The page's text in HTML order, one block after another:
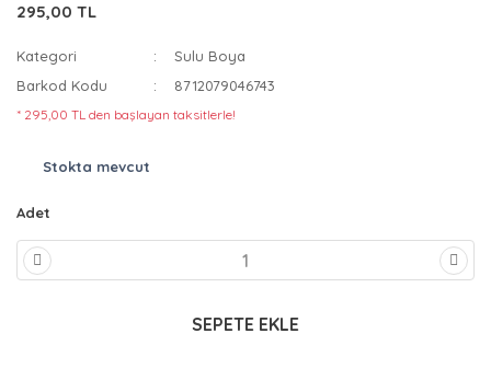
295,00 TL
Kategori
Sulu Boya
Barkod Kodu
8712079046743
* 295,00 TL den başlayan taksitlerle!
Stokta mevcut
Adet
SEPETE EKLE